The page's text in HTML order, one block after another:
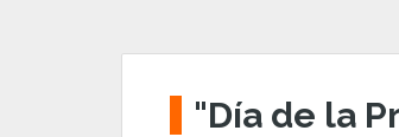
"Día de la